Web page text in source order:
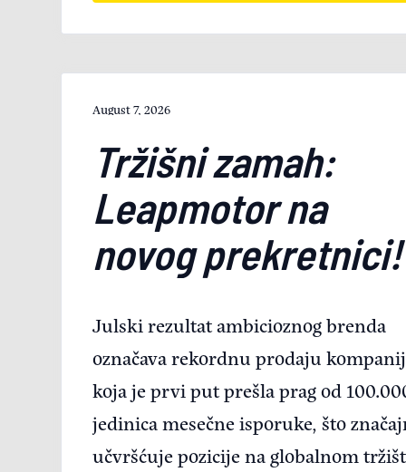
August 7, 2026
Tržišni zamah:
Leapmotor na
novog prekretnici!
Julski rezultat ambicioznog brenda
označava rekordnu prodaju
koja je prvi put prešla prag od
jedinica mesečne isporuke, što
učvršćuje pozicije na globalnom